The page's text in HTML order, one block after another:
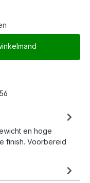
en hoge
finish. Voorbereid